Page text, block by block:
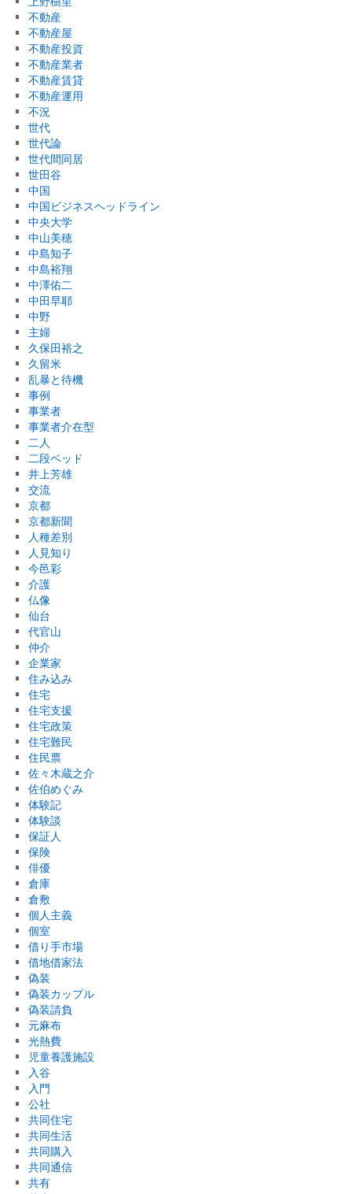
不動産
不動産屋
不動産投資
不動産業者
不動産賃貸
不動産運用
不況
世代
世代論
世代間同居
世田谷
中国
中国ビジネスヘッドライン
中央大学
中山美穂
中島知子
中島裕翔
中澤佑二
中田早耶
中野
主婦
久保田裕之
久留米
乱暴と待機
事例
事業者
事業者介在型
二人
二段ベッド
井上芳雄
交流
京都
京都新聞
人種差別
人見知り
今邑彩
介護
仏像
仙台
代官山
仲介
企業家
住み込み
住宅
住宅支援
住宅政策
住宅難民
住民票
佐々木蔵之介
佐伯めぐみ
体験記
体験談
保証人
保険
俳優
倉庫
倉敷
個人主義
個室
借り手市場
借地借家法
偽装
偽装カップル
偽装請負
元麻布
光熱費
児童養護施設
入谷
入門
公社
共同住宅
共同生活
共同購入
共同通信
共有